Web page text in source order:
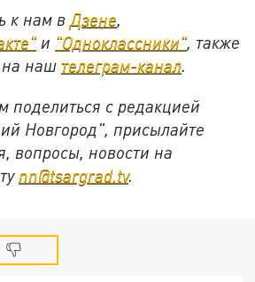
к нам вДзене,
и "Одноклассники", также
наш телеграм-канал.
поделиться с редакцией
Новгород", присылайте
вопросы, новости на
nn@tsargrad.tv.